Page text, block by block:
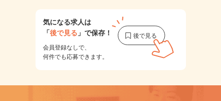
気になる求人は
「後で見る 」で保存！
会員登録なしで、
何件でも応募できます。